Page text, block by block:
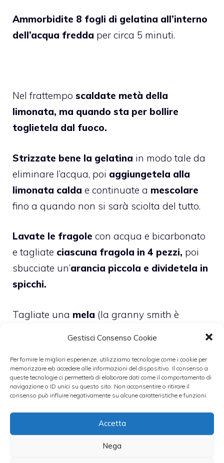
Gestisci Consenso Cookie
Per fornire le migliori esperienze, utilizziamo tecnologie come i cookie per
memorizzare e/o accedere alle informazioni del dispositivo. Il consenso a
queste tecnologie ci permetterà di elaborare dati come il comportamento di
navigazione o ID unici su questo sito. Non acconsentire o ritirare il
consenso può influire negativamente su alcune caratteristiche e funzioni.
Accetta
Nega
Ammorbidite 8 fogli di gelatina all’interno
dell’acqua fredda per circa 5 minuti.
Nel frattempo scaldate metà della
limonata, ma quando sta per bollire
toglietela dal fuoco.
Strizzate bene la gelatina in modo tale da
eliminare l’acqua, poi aggiungetela alla
limonata calda e continuate a mescolare
fino a quando non si sarà sciolta del tutto.
Lavate le fragole con acqua e bicarbonato
e tagliate ciascuna fragola in 4 pezzi, poi
sbucciate un’arancia piccola e dividetela in
spicchi.
Tagliate una mela (la granny smith è
modo tale da non lasciarla annerire subito.
Quando la limonata si sarà raffreddata
succo di mezzo limone
tutto all’interno di un colino.